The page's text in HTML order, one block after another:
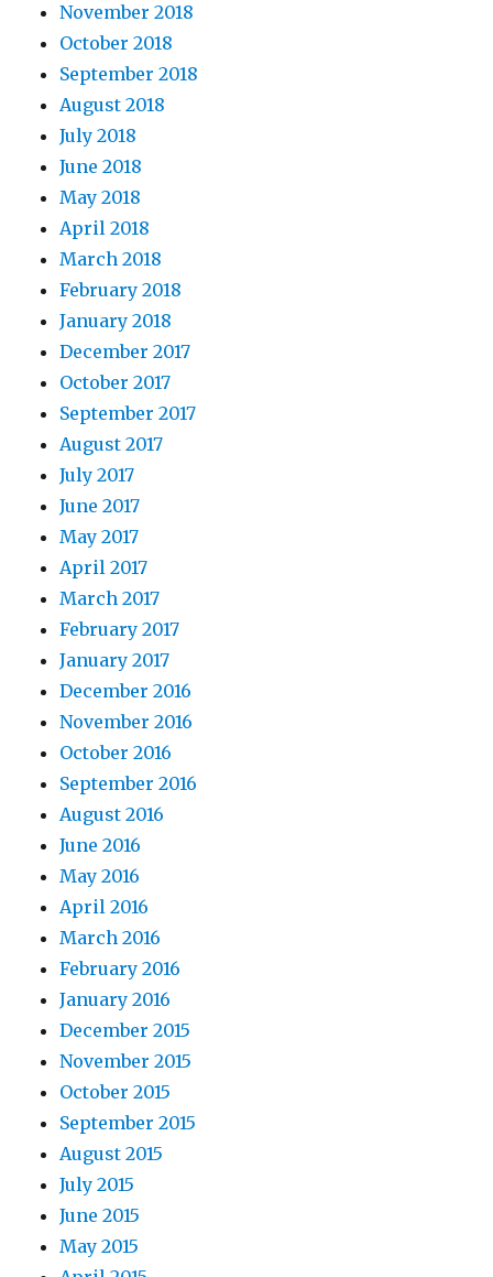
November 2018
October 2018
September 2018
August 2018
July 2018
June 2018
May 2018
April 2018
March 2018
February 2018
January 2018
December 2017
October 2017
September 2017
August 2017
July 2017
June 2017
May 2017
April 2017
March 2017
February 2017
January 2017
December 2016
November 2016
October 2016
September 2016
August 2016
June 2016
May 2016
April 2016
March 2016
February 2016
January 2016
December 2015
November 2015
October 2015
September 2015
August 2015
July 2015
June 2015
May 2015